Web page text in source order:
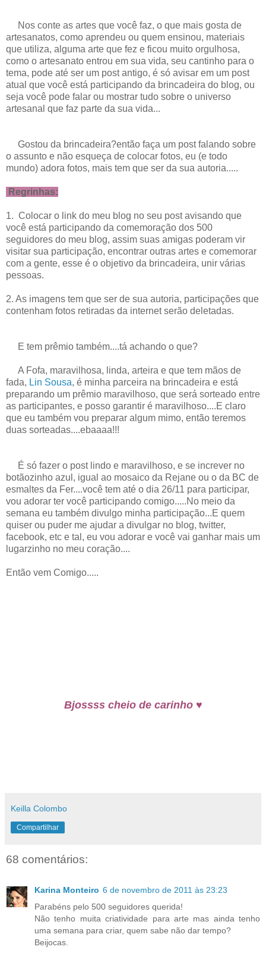
Nos conte as artes que você faz, o que mais gosta de
artesanatos, como aprendeu ou quem ensinou, materiais
que utiliza, alguma arte que fez e ficou muito orgulhosa,
como o artesanato entrou em sua vida, seu cantinho para o
tema, pode até ser um post antigo, é só avisar em um post
atual que você está participando da brincadeira do blog, ou
seja você pode falar ou mostrar tudo sobre o universo
artesanal que faz parte da sua vida...
Gostou da brincadeira?então faça um post falando sobre
o assunto e não esqueça de colocar fotos, eu (e todo
mundo) adora fotos, mais tem que ser da sua autoria.....
Regrinhas:
1. Colocar o link do meu blog no seu post avisando que
você está participando da comemoração dos 500
seguidores do meu blog, assim suas amigas poderam vir
visitar sua participação, encontrar outras artes e comemorar
com a gente, esse é o objetivo da brincadeira, unir várias
pessoas.
2. As imagens tem que ser de sua autoria, participações que
contenham fotos retiradas da internet serão deletadas.
E tem prêmio também....tá achando o que?
A Fofa, maravilhosa, linda, arteira e que tem mãos de
fada, Lin Sousa, é minha parceira na brincadeira e está
preparando um prêmio maravilhoso, que será sorteado entre
as participantes, e posso garantir é maravilhoso....E claro
que eu também vou preparar algum mimo, então teremos
duas sorteadas....ebaaaa!!!
É só fazer o post lindo e maravilhoso, e se increver no
botãozinho azul, igual ao mosaico da Rejane ou o da BC de
esmaltes da Fer....você tem até o dia 26/11 para participar,
vou adorar ter você participando comigo.....No meio da
semana eu também divulgo minha participação...E quem
quiser ou puder me ajudar a divulgar no blog, twitter,
facebook, etc e tal, eu vou adorar e você vai ganhar mais um
lugarzinho no meu coração....
Então vem Comigo.....
Bjossss cheio de carinho ♥
Keilla Colombo
Compartilhar
68 comentários:
Karina Monteiro 6 de novembro de 2011 às 23:23
Parabéns pelo 500 seguidores querida!
Não tenho muita criatividade para arte mas ainda tenho
uma semana para criar, quem sabe não dar tempo?
Beijocas.